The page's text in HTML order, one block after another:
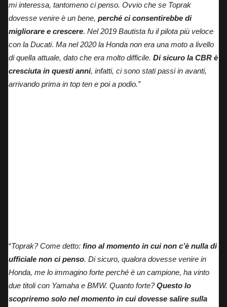
mi interessa, tantomeno ci penso. Ovvio che se Toprak
dovesse venire è un bene, perché ci consentirebbe di
migliorare e crescere. Nel 2019 Bautista fu il pilota più veloce
con la Ducati. Ma nel 2020 la Honda non era una moto a livello
di quella attuale, dato che era molto difficile. Di sicuro la CBR è
cresciuta in questi anni, infatti, ci sono stati passi in avanti,
arrivando prima in top ten e poi a podio.”
“Toprak? Come detto: fino al momento in cui non c’è nulla di
ufficiale non ci penso. Di sicuro, qualora dovesse venire in
Honda, me lo immagino forte perché è un campione, ha vinto
due titoli con Yamaha e BMW. Quanto forte?Questo lo
scopriremo solo nel momento in cui dovesse salire sulla